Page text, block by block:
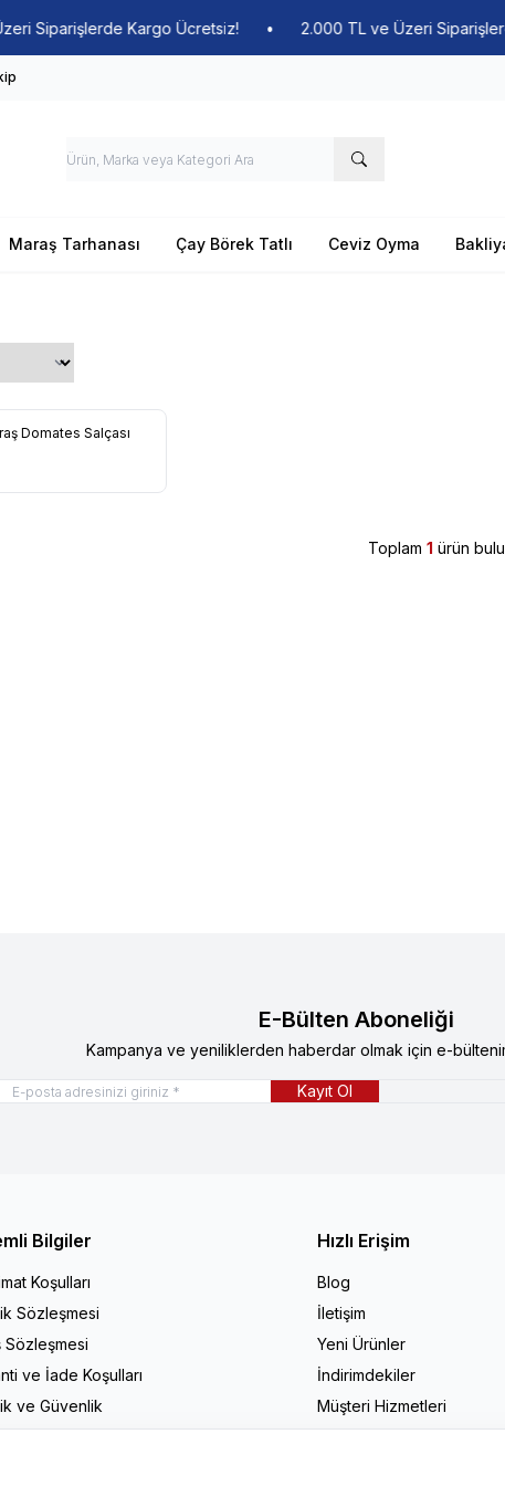
Siparişlerde Kargo Ücretsiz! 2.000 TL ve Üzeri
Maraş Tarhanası Çay Börek Tatlı Ceviz Oyma
Domates Salçası
Toplam 1 ürün
E-Bülten Aboneliği
Kampanya ve yeniliklerden haberdar olmak için e-
Kayıt Ol
Bilgiler
Koşulları
Sözleşmesi
Sözleşmesi
ve İade Koşulları
ve Güvenlik
Hızlı Erişim
Blog
İletişim
Yeni Ürünler
İndirimdekiler
Müşteri Hizmetleri